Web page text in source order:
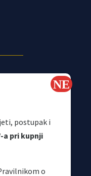
postupak i
a pri kupnji
o